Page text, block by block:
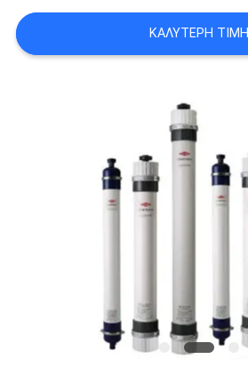
ΑΠΌΣΠΑΣΜΑΚΑΛΎΤΕΡΗ ΤΙΜΉ